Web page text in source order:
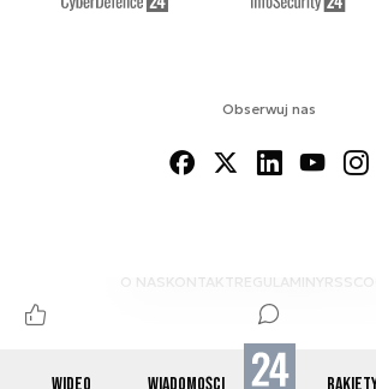
Obserwuj nas
O NAS KONTAKTREGULAMINYRSS